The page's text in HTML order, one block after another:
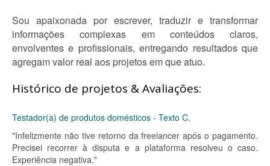
Sou apaixonada por escrever, traduzir e transformar
informações complexas em conteúdos claros,
envolventes e profissionais, entregando resultados que
agregam valor real aos projetos em que atuo.
Histórico de projetos & Avaliações:
Testador(a) de produtos domésticos - Texto C.
"Infelizmente não tive retorno da freelancer após o pagamento.
Precisei recorrer à disputa e a plataforma resolveu o caso.
Experiência negativa."